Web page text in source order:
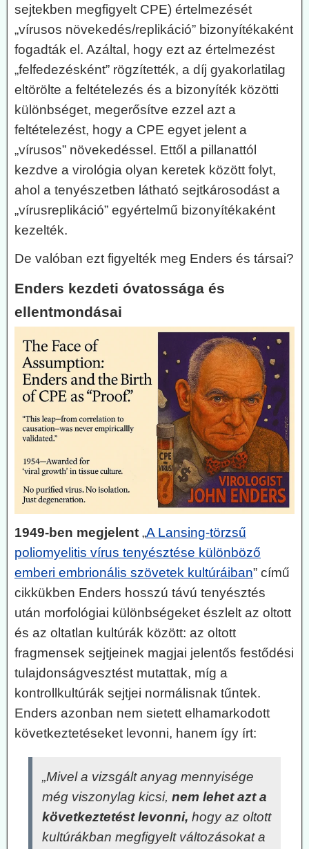
sejtekben megfigyelt CPE) értelmezését
„vírusos növekedés/replikáció” bizonyítékaként
fogadták el. Azáltal, hogy ezt az értelmezést
„felfedezésként” rögzítették, a díj gyakorlatilag
eltörölte a feltételezés és a bizonyíték közötti
különbséget, megerősítve ezzel azt a
feltételezést, hogy a CPE egyet jelent a
„vírusos” növekedéssel. Ettől a pillanattól
kezdve a virológia olyan keretek között folyt,
ahol a tenyészetben látható sejtkárosodást a
„vírusreplikáció” egyértelmű bizonyítékaként
kezelték.
De valóban ezt figyelték meg Enders és társai?
Enders kezdeti óvatossága és
ellentmondásai
1949-ben megjelent „A Lansing-törzsű
poliomyelitis vírus tenyésztése különböző
emberi embrionális szövetek kultúráiban” című
cikkükben Enders hosszú távú tenyésztés
után morfológiai különbségeket észlelt az oltott
és az oltatlan kultúrák között: az oltott
fragmensek sejtjeinek magjai jelentős festődési
tulajdonságvesztést mutattak, míg a
kontrollkultúrák sejtjei normálisnak tűntek.
Enders azonban nem sietett elhamarkodott
következtetéseket levonni, hanem így írt:
„Mivel a vizsgált anyag mennyisége
még viszonylag kicsi, nem lehet azt a
következtetést levonni, hogy az oltott
kultúrákban megfigyelt változásokat a